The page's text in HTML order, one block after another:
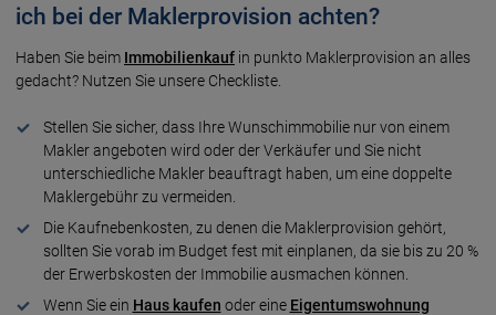
ich bei der Maklerprovision achten?
Haben Sie beim Immobilienkauf in punkto Maklerprovision an alles
gedacht? Nutzen Sie unsere Checkliste.
Stellen Sie sicher, dass Ihre Wunschimmobilie nur von einem
Makler angeboten wird oder der Verkäufer und Sie nicht
unterschiedliche Makler beauftragt haben, um eine doppelte
Maklergebühr zu vermeiden.
Die Kaufnebenkosten, zu denen die Maklerprovision gehört,
sollten Sie vorab im Budget fest mit einplanen, da sie bis zu 20 %
der Erwerbskosten der Immobilie ausmachen können.
Wenn Sie ein Haus kaufen oder eine Eigentumswohnung